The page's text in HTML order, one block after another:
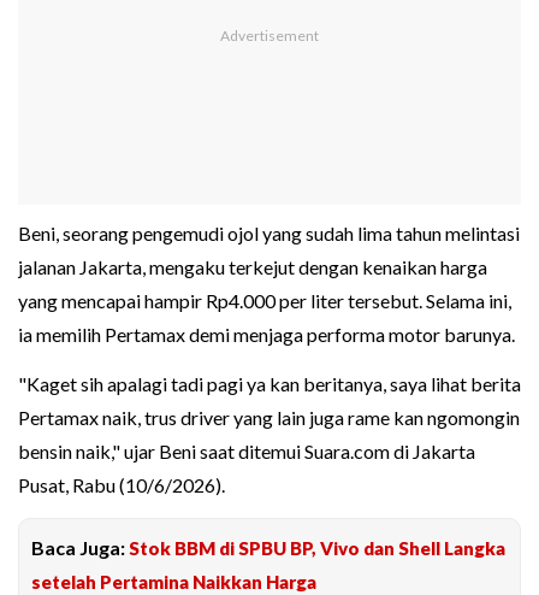
Beni, seorang pengemudi ojol yang sudah lima tahun melintasi
jalanan Jakarta, mengaku terkejut dengan kenaikan harga
yang mencapai hampir Rp4.000 per liter tersebut. Selama ini,
ia memilih Pertamax demi menjaga performa motor barunya.
"Kaget sih apalagi tadi pagi ya kan beritanya, saya lihat berita
Pertamax naik, trus driver yang lain juga rame kan ngomongin
bensin naik," ujar Beni saat ditemui Suara.com di Jakarta
Pusat, Rabu (10/6/2026).
Baca Juga:Stok BBM di SPBU BP, Vivo dan Shell Langka
setelah Pertamina Naikkan Harga